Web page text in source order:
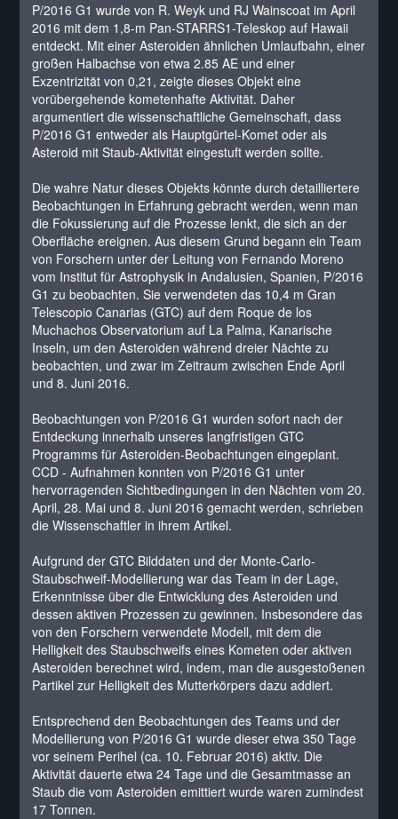
P/2016 G1 wurde von R. Weyk und RJ Wainscoat im April
2016 mit dem 1,8-m Pan-STARRS1-Teleskop auf Hawaii
entdeckt. Mit einer Asteroiden ähnlichen Umlaufbahn, einer
großen Halbachse von etwa 2.85 AE und einer
Exzentrizität von 0,21, zeigte dieses Objekt eine
vorübergehende kometenhafte Aktivität. Daher
argumentiert die wissenschaftliche Gemeinschaft, dass
P/2016 G1 entweder als Hauptgürtel-Komet oder als
Asteroid mit Staub-Aktivität eingestuft werden sollte.
Die wahre Natur dieses Objekts könnte durch detailliertere
Beobachtungen in Erfahrung gebracht werden, wenn man
die Fokussierung auf die Prozesse lenkt, die sich an der
Oberfläche ereignen. Aus diesem Grund begann ein Team
von Forschern unter der Leitung von Fernando Moreno
vom Institut für Astrophysik in Andalusien, Spanien, P/2016
G1 zu beobachten. Sie verwendeten das 10,4 m Gran
Telescopio Canarias (GTC) auf dem Roque de los
Muchachos Observatorium auf La Palma, Kanarische
Inseln, um den Asteroiden während dreier Nächte zu
beobachten, und zwar im Zeitraum zwischen Ende April
und 8. Juni 2016.
Beobachtungen von P/2016 G1 wurden sofort nach der
Entdeckung innerhalb unseres langfristigen GTC
Programms für Asteroiden-Beobachtungen eingeplant.
CCD - Aufnahmen konnten von P/2016 G1 unter
hervorragenden Sichtbedingungen in den Nächten vom 20.
April, 28. Mai und 8. Juni 2016 gemacht werden, schrieben
die Wissenschaftler in ihrem Artikel.
Aufgrund der GTC Bilddaten und der Monte-Carlo-
Staubschweif-Modellierung war das Team in der Lage,
Erkenntnisse über die Entwicklung des Asteroiden und
dessen aktiven Prozessen zu gewinnen. Insbesondere das
von den Forschern verwendete Modell, mit dem die
Helligkeit des Staubschweifs eines Kometen oder aktiven
Asteroiden berechnet wird, indem, man die ausgestoßenen
Partikel zur Helligkeit des Mutterkörpers dazu addiert.
Entsprechend den Beobachtungen des Teams und der
Modellierung von P/2016 G1 wurde dieser etwa 350 Tage
vor seinem Perihel (ca. 10. Februar 2016) aktiv. Die
Aktivität dauerte etwa 24 Tage und die Gesamtmasse an
Staub die vom Asteroiden emittiert wurde waren zumindest
17 Tonnen.